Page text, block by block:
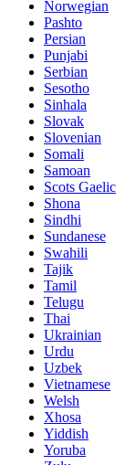
Norwegian
Pashto
Persian
Punjabi
Serbian
Sesotho
Sinhala
Slovak
Slovenian
Somali
Samoan
Scots Gaelic
Shona
Sindhi
Sundanese
Swahili
Tajik
Tamil
Telugu
Thai
Ukrainian
Urdu
Uzbek
Vietnamese
Welsh
Xhosa
Yiddish
Yoruba